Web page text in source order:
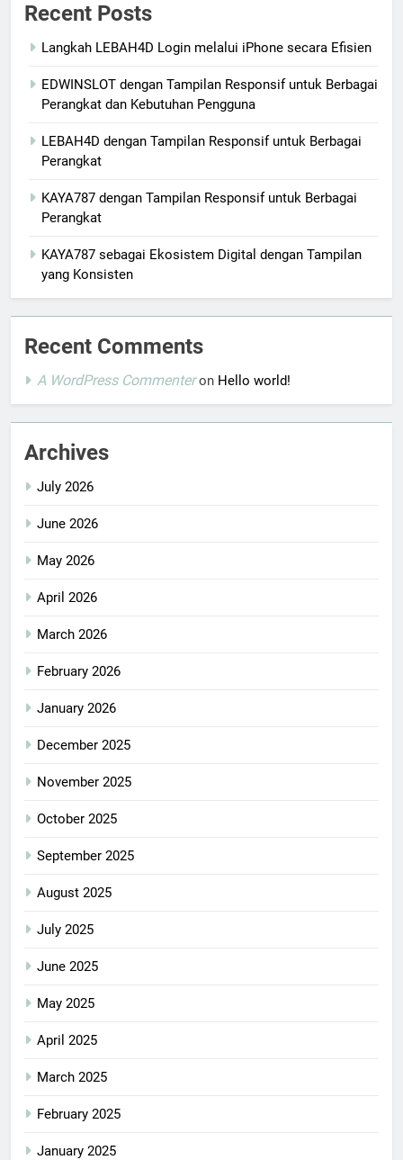
Recent Posts
Langkah LEBAH4D Login melalui iPhone secara Efisien
EDWINSLOT dengan Tampilan Responsif untuk Berbagai
Perangkat dan Kebutuhan Pengguna
LEBAH4D dengan Tampilan Responsif untuk Berbagai
Perangkat
KAYA787 dengan Tampilan Responsif untuk Berbagai
Perangkat
KAYA787 sebagai Ekosistem Digital dengan Tampilan
yang Konsisten
Recent Comments
A WordPress Commenteron Hello world!
Archives
July 2026
June 2026
May 2026
April 2026
March 2026
February 2026
January 2026
December 2025
November 2025
October 2025
September 2025
August 2025
July 2025
June 2025
May 2025
April 2025
March 2025
February 2025
January 2025